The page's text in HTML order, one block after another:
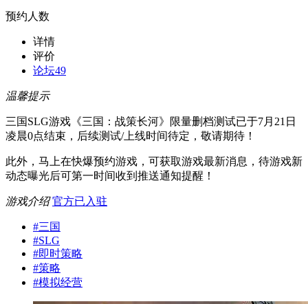
预约人数
详情
评价
论坛49
温馨提示
三国SLG游戏《三国：战策长河》限量删档测试已于7月21日
凌晨0点结束，后续测试/上线时间待定，敬请期待！
此外，马上在快爆预约游戏，可获取游戏最新消息，待游戏新
动态曝光后可第一时间收到推送通知提醒！
游戏介绍 官方已入驻
#三国
#SLG
#即时策略
#策略
#模拟经营